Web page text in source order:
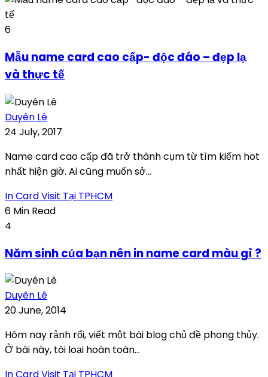
6
Mẫu name card cao cấp- độc đáo – đẹp lạ
và thực tế
Duyên Lê
24 July, 2017
Name card cao cấp đã trở thành cụm từ tìm kiếm hot
nhất hiện giờ. Ai cũng muốn sở...
In Card Visit Tại TPHCM
6 Min Read
4
Năm sinh của bạn nên in name card màu gì ?
Duyên Lê
20 June, 2014
Hôm nay rảnh rổi, viết một bài blog chủ đề phong thủy.
Ở bài này, tôi loại hoàn toàn...